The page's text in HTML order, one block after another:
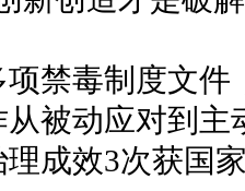
毒制度文件
被动应对到
成效3次获国